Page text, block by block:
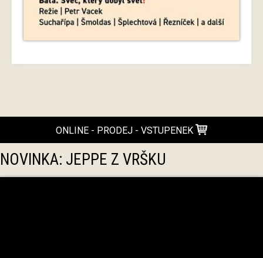
ONLINE - PRODEJ - VSTUPENEK
NOVINKA: JEPPE Z VRŠKU